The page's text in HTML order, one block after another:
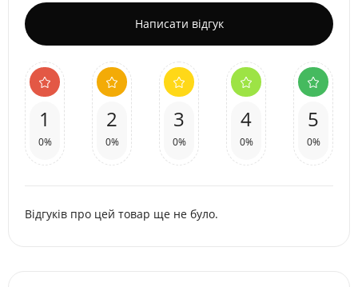
Написати відгук
1
0%
2
0%
3
0%
4
0%
5
0%
Відгуків про цей товар ще не було.